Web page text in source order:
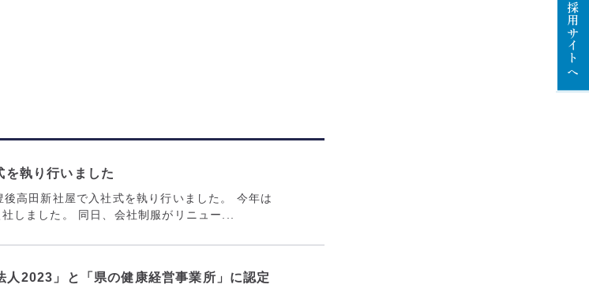
採用サイトへ
を執り行いました
高田新社屋で入社式を執り行いました。 今年は
しました。 同日、会社制服がリニュー...
人2023」と「県の健康経営事業所」に認定